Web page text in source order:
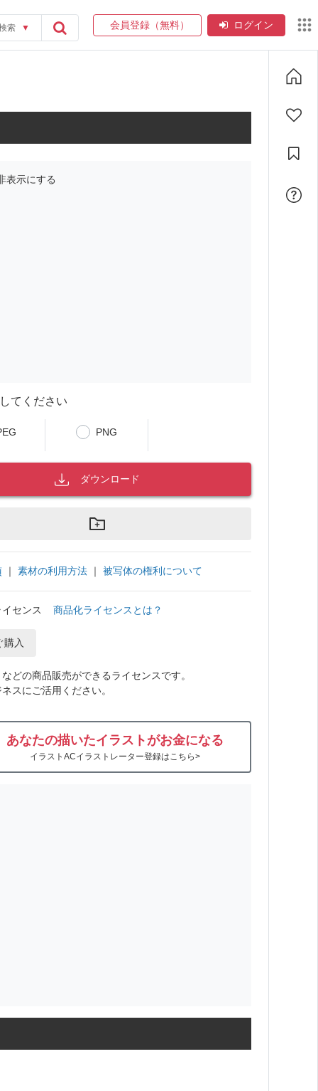
索 ▼ 会員登録（無料） ログイン
表示にする
てください
PNG
ダウンロード
｜ 素材の利用方法 ｜ 被写体の権利について
センス 商品化ライセンスとは？
購入
どの商品販売ができるライセンスです。
スにご活用ください。
あなたの描いたイラストがお金になる
イラストACイラストレーター登録はこちら>